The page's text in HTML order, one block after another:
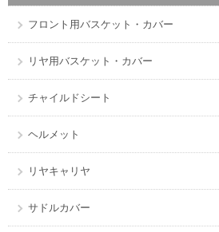
フロント用バスケット・カバー
リヤ用バスケット・カバー
チャイルドシート
ヘルメット
リヤキャリヤ
サドルカバー